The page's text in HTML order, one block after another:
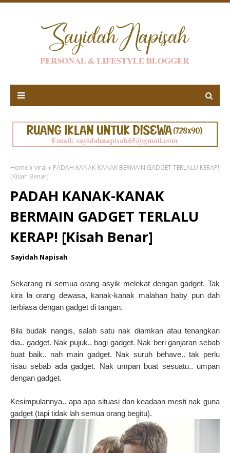
Home viral
PADAH KANAK-KANAK BERMAIN GADGET TERLALU KERAP!
[Kisah Benar]
PADAH KANAK-KANAK
BERMAIN GADGET TERLALU
KERAP! [Kisah Benar]
Sayidah Napisah
Sekarang ni semua orang asyik melekat dengan gadget. Tak
kira la orang dewasa, kanak-kanak malahan baby pun dah
terbiasa dengan gadget di tangan.
Bila budak nangis, salah satu nak diamkan atau tenangkan
dia.. gadget. Nak pujuk.. bagi gadget. Nak beri ganjaran sebab
buat baik.. nah main gadget. Nak suruh behave.. tak perlu
risau sebab ada gadget. Nak umpan buat sesuatu.. umpan
dengan gadget.
Kesimpulannya.. apa apa situasi dan keadaan mesti nak guna
gadget (tapi tidak lah semua orang begitu).